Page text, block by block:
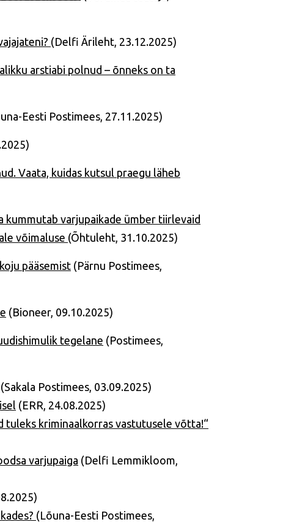
(Delfi Ärileht, 23.12.2025)
arstiabi polnud – õnneks on ta
Eesti Postimees, 27.11.2025)
Vaata, kuidas kutsul praegu läheb
kummutab varjupaikade ümber tiirlevaid
võimaluse (Õhtuleht, 31.10.2025)
pääsemist (Pärnu Postimees,
(Bioneer, 09.10.2025)
tegelane (Postimees,
(Sakala Postimees, 03.09.2025)
(ERR, 24.08.2025)
tuleks kriminaalkorras vastutusele võtta!“
varjupaiga (Delfi Lemmikloom,
(Lõuna-Eesti Postimees,